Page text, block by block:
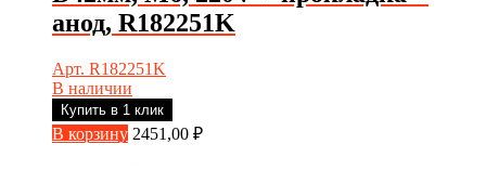
анод, R182251K
Арт. R182251K
В наличии
Купить в 1 клик
В корзину 2451,00 ₽